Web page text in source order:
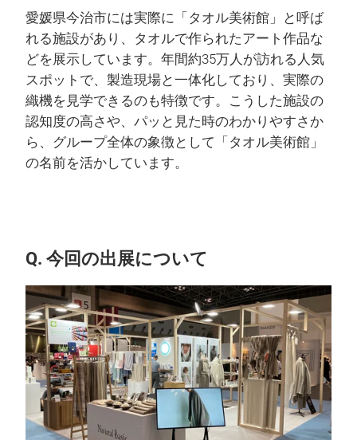
愛媛県今治市には実際に「タオル美術館」と呼ば
れる施設があり、タオルで作られたアート作品な
どを展示しています。年間約35万人が訪れる人気
スポットで、製造現場と一体化しており、実際の
織機を見学できるのも特徴です。こうした施設の
認知度の高さや、パッと見た時のわかりやすさか
ら、グループ全体の象徴として「タオル美術館」
の名前を活かしています。
Q. 今回の出展について